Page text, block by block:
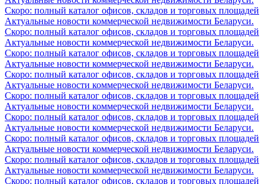
Скоро: полный каталог офисов, складов и торговых площадей
Актуальные новости коммерческой недвижимости Беларуси.
Скоро: полный каталог офисов, складов и торговых площадей
Актуальные новости коммерческой недвижимости Беларуси.
Скоро: полный каталог офисов, складов и торговых площадей
Актуальные новости коммерческой недвижимости Беларуси.
Скоро: полный каталог офисов, складов и торговых площадей
Актуальные новости коммерческой недвижимости Беларуси.
Скоро: полный каталог офисов, складов и торговых площадей
Актуальные новости коммерческой недвижимости Беларуси.
Скоро: полный каталог офисов, складов и торговых площадей
Актуальные новости коммерческой недвижимости Беларуси.
Скоро: полный каталог офисов, складов и торговых площадей
Актуальные новости коммерческой недвижимости Беларуси.
Скоро: полный каталог офисов, складов и торговых площадей
Актуальные новости коммерческой недвижимости Беларуси.
Скоро: полный каталог офисов, складов и торговых площадей